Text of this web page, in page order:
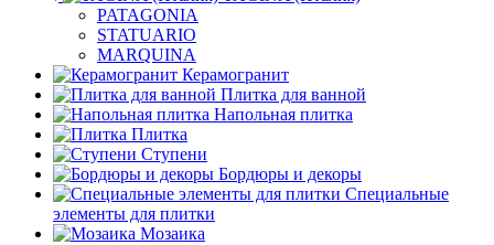
PATAGONIA
STATUARIO
MARQUINA
Керамогранит
Плитка для ванной
Напольная плитка
Плитка
Ступени
Бордюры и декоры
Специальные
элементы для плитки
Мозаика